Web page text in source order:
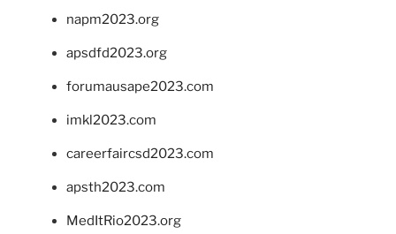
napm2023.org
apsdfd2023.org
forumausape2023.com
imkl2023.com
careerfaircsd2023.com
apsth2023.com
MedItRio2023.org